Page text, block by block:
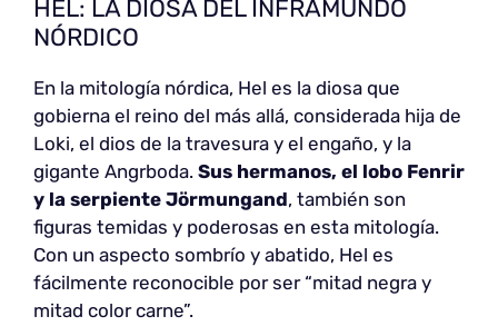
HEL: LA DIOSA DEL INFRAMUNDO
NÓRDICO
En la mitología nórdica, Hel es la diosa que
gobierna el reino del más allá, considerada hija de
Loki, el dios de la travesura y el engaño, y la
gigante Angrboda. Sus hermanos, el lobo Fenrir
y la serpiente Jörmungand, también son
figuras temidas y poderosas en esta mitología.
Con un aspecto sombrío y abatido, Hel es
fácilmente reconocible por ser “mitad negra y
mitad color carne”.